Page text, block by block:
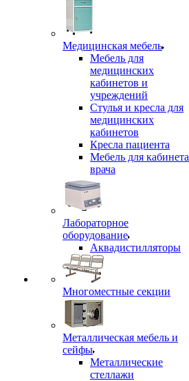
Медицинская мебель
Мебель для
медицинских
кабинетов и
учреждений
Стулья и кресла для
медицинских
кабинетов
Кресла пациента
Мебель для кабинета
врача
Лабораторное
оборудование
Аквадистилляторы
Многоместные секции
Металлическая мебель и
сейфы
Металлические
стеллажи